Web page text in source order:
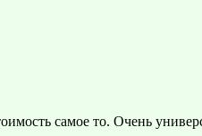
самое то. Очень